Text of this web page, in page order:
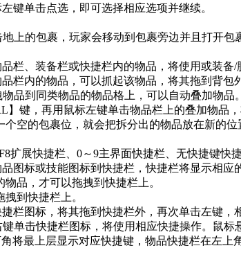
单击点选，即可选择相应选项并继续。
的包裹，玩家会移动到包裹旁边并且打开包
、装备栏或快捷栏内的物品，将使用或装备/
内的物品，可以抓起该物品，将其拖到背包
到同类物品的物品格上，可以自动叠加物品。
键，再用鼠标左键单击物品栏上的叠加物品
空的包裹位，就会把拆分出的物品放在新的位
展快捷栏、0～9主界面快捷栏、无快捷键快捷
标或技能图标到快捷栏，快捷栏将显示相应的
品，才可以拖拽到快捷栏上。
到快捷栏上。
图标，将其拖到快捷栏外，再次单击左键，
击快捷栏图标，将使用相应快捷操作。鼠标
最上层显示对应快捷键，物品快捷栏在左上